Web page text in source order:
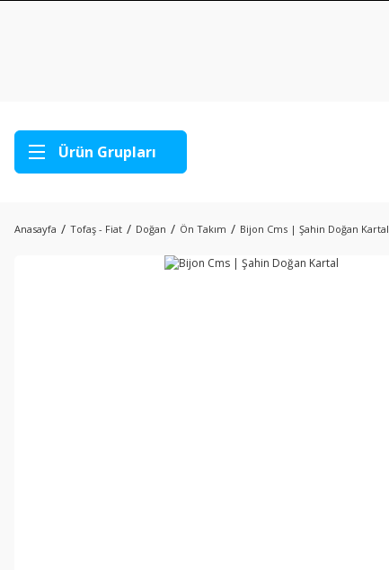
Ürün Grupları
Anasayfa Tofaş - Fiat Doğan Ön Takım Bijon Cms | Şahin Doğan Kartal